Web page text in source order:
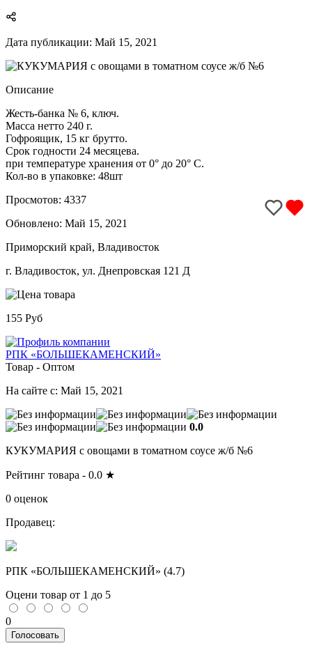
Дата публикации: Май 15, 2021
Описание
Жесть-банка № 6, ключ.
Масса нетто 240 г.
Гофроящик, 15 кг брутто.
Срок годности 24 месяцева.
при температуре хранения от 0° до 20° C.
Кол-во в упаковке: 48шт
Просмотов: 4337
Обновлено: Май 15, 2021
Приморский край, Владивосток
г. Владивосток, ул. Днепровская 121 Д
155 Руб
РПК «БОЛЬШЕКАМЕНСКИЙ»
Товар - Оптом
На сайте с: Май 15, 2021
0.0
КУКУМАРИЯ с овощами в томатном соусе ж/б №6
Рейтинг товара - 0.0 ★
0 оценок
Продавец:
РПК «БОЛЬШЕКАМЕНСКИЙ» (4.7)
Оцени товар от 1 до 5
0
Голосовать